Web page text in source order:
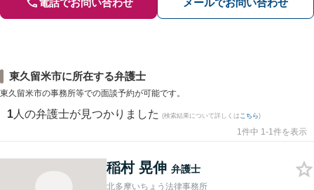
東久留米市に所在する弁護士
東久留米市の事務所等での面談予約が可能です。
1 人の弁護士が見つかりました (検索結果について詳しくは こちら)
1件中 1-1件を表示
稲村 晃伸 弁護士
北多摩いちょう法律事務所